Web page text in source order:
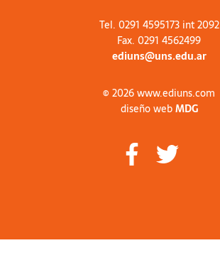
Tel. 0291 4595173 int 2092
Fax. 0291 4562499
ediuns@uns.edu.ar
© 2026 www.ediuns.com
diseño webMDG